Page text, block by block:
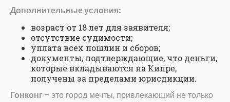
Дополнительные условия:
возраст от 18 лет для заявителя;
отсутствие судимости;
уплата всех пошлин и сборов;
документы, подтверждающие, что деньги,
которые вкладываются на Кипре,
получены за пределами юрисдикции.
Гонконг– это город мечты, привлекающий не только